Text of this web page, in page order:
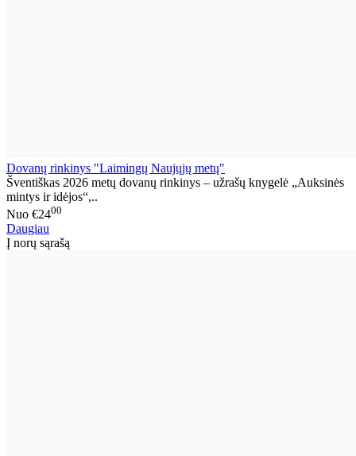
Dovanų rinkinys "Laimingų Naujųjų metų"
Šventiškas 2026 metų dovanų rinkinys – užrašų knygelė „Auksinės
mintys ir idėjos“,..
Nuo €2400
Daugiau
Į norų sąrašą